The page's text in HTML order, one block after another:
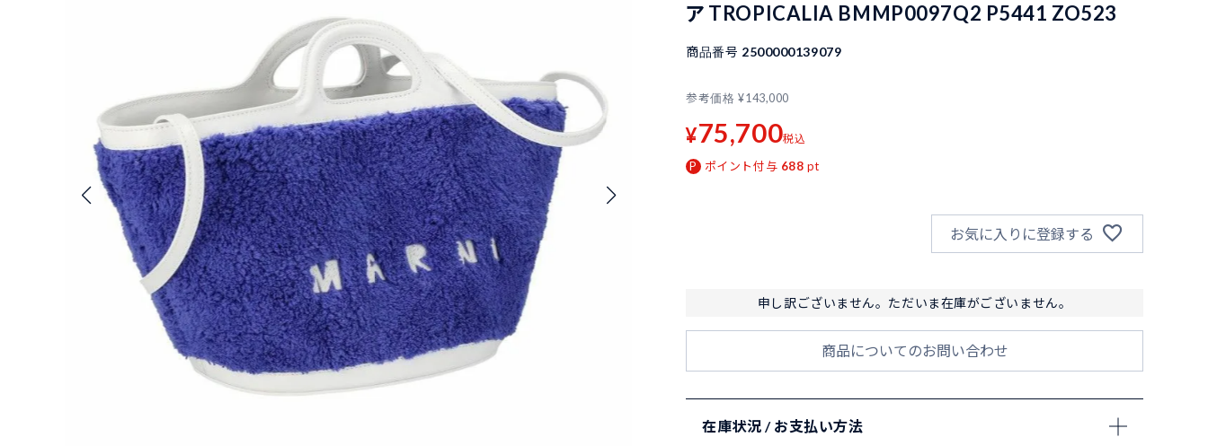
ア TROPICALIA BMMP0097Q2 P5441 ZO523
商品番号 2500000139079
参考価格 ¥143,000
¥75,700税込
ポイント付与 688 pt
お気に入りに登録する
申し訳ございません。ただいま在庫がございません。
商品についてのお問い合わせ
在庫状況 / お支払い方法